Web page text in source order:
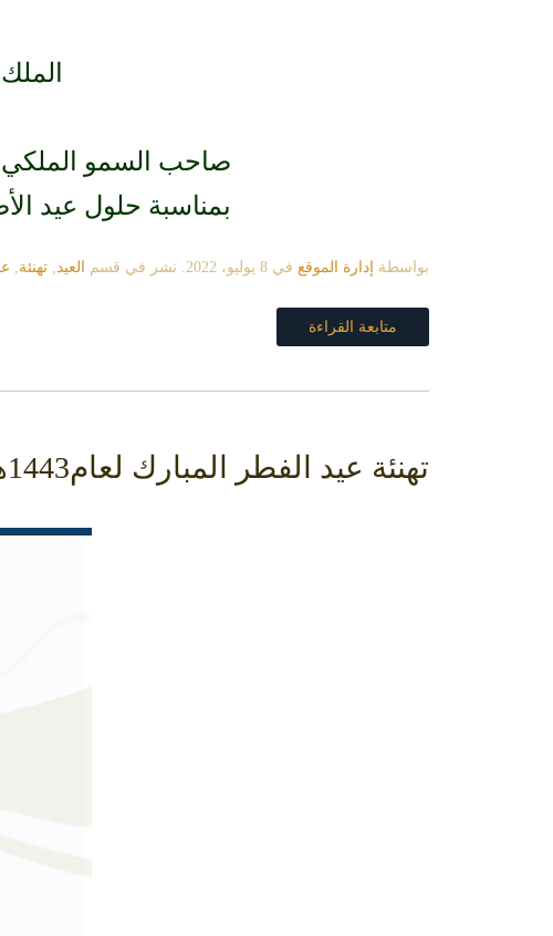
صاحب السمو الملكي
بمناسبة حلول عيد
بواسطة إدارة الموقع في 8 يوليو، 2022 . نشر في قسم العيد, تهنئة,
متابعة القراءة
تهنئة عيد الفطر المبارك لعام1443هـ